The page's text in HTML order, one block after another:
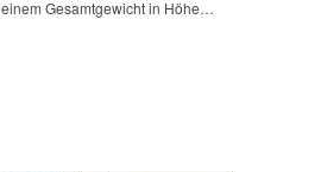
einem Gesamtgewicht in Höhe…